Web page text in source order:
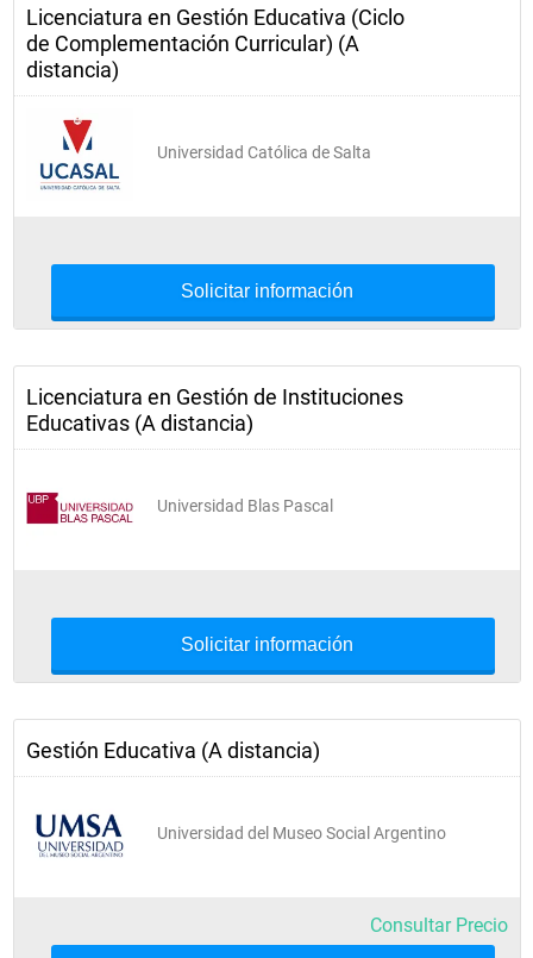
Licenciatura en Gestión Educativa (Ciclo
de Complementación Curricular) (A
distancia)
Universidad Católica de Salta
Solicitar información
Licenciatura en Gestión de Instituciones
Educativas (A distancia)
Universidad Blas Pascal
Solicitar información
Gestión Educativa (A distancia)
Universidad del Museo Social Argentino
Consultar Precio